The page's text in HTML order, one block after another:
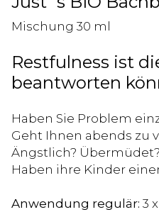
Mischung 30 ml
Restfulness ist
beantworten
Haben Sie Problem
Geht Ihnen abends zu
Ängstlich?
Haben ihre Kinder
Anwendung regulär: 3